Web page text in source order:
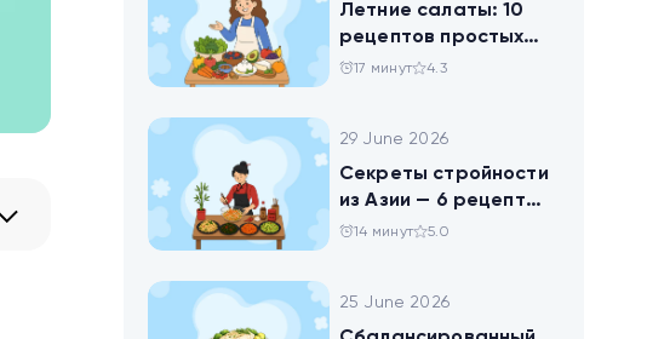
Летние салаты: 10
рецептов простых
блюд для будней и
17 минут 4.3
29 June 2026
Секреты стройности
из Азии — 6 рецептов
китайских салатов
14 минут 5.0
25 June 2026